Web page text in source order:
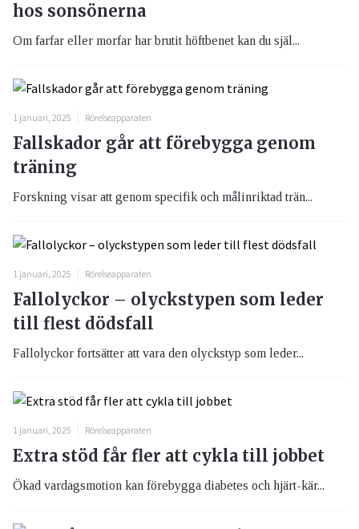
hos sonsönerna
Om farfar eller morfar har brutit höftbenet kan du själ...
1 januari, 2025 Rörelseapparaten
Fallskador går att förebygga genom
träning
Forskning visar att genom specifik och målinriktad trän...
1 januari, 2025 Rörelseapparaten
Fallolyckor – olyckstypen som leder
till flest dödsfall
Fallolyckor fortsätter att vara den olyckstyp som leder...
1 januari, 2025 Rörelseapparaten
Extra stöd får fler att cykla till jobbet
Ökad vardagsmotion kan förebygga diabetes och hjärt-kär...